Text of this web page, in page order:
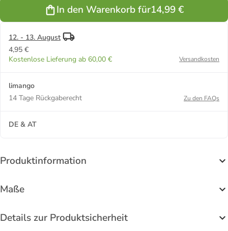
In den Warenkorb für14,99 €
12. - 13. August
4,95 €
Kostenlose Lieferung ab 60,00 €
Versandkosten
limango
14 Tage Rückgaberecht
Zu den FAQs
DE & AT
Produktinformation
Maße
Details zur Produktsicherheit